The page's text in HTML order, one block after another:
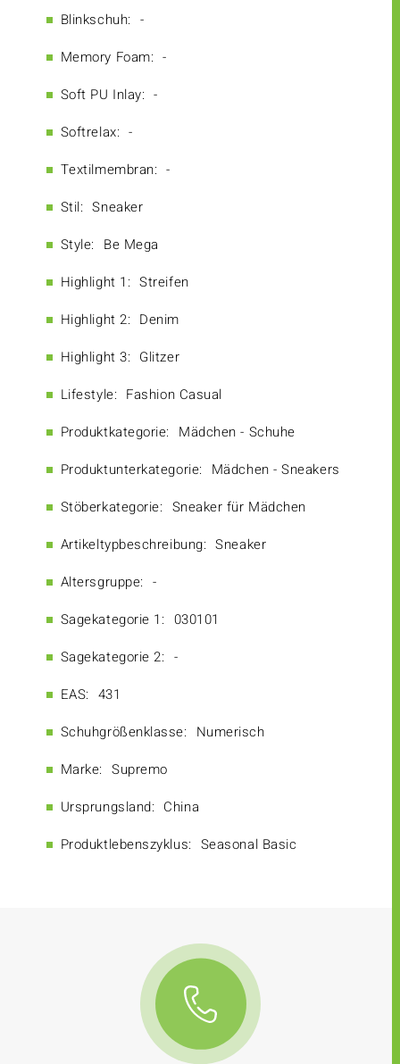
Blinkschuh: -
Memory Foam: -
Soft PU Inlay: -
Softrelax: -
Textilmembran: -
Stil: Sneaker
Style: Be Mega
Highlight 1: Streifen
Highlight 2: Denim
Highlight 3: Glitzer
Lifestyle: Fashion Casual
Produktkategorie: Mädchen - Schuhe
Produktunterkategorie: Mädchen - Sneakers
Stöberkategorie: Sneaker für Mädchen
Artikeltypbeschreibung: Sneaker
Altersgruppe: -
Sagekategorie 1: 030101
Sagekategorie 2: -
EAS: 431
Schuhgrößenklasse: Numerisch
Marke: Supremo
Ursprungsland: China
Produktlebenszyklus: Seasonal Basic